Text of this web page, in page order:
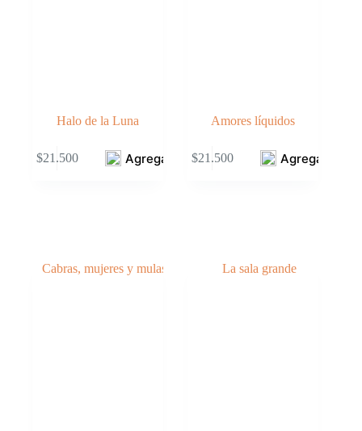
Halo de la Luna
$21.500 Agregar
Amores líquidos
$21.500 Agregar